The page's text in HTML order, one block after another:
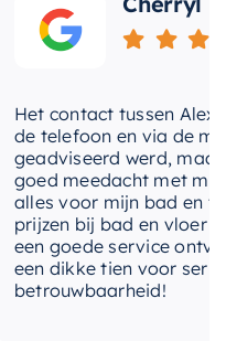
contact tussen Alex
telefoon en via de
werd, maar
meedacht met mij.
voor mijn bad en
bij bad en vloer
goede service
dikke tien voor